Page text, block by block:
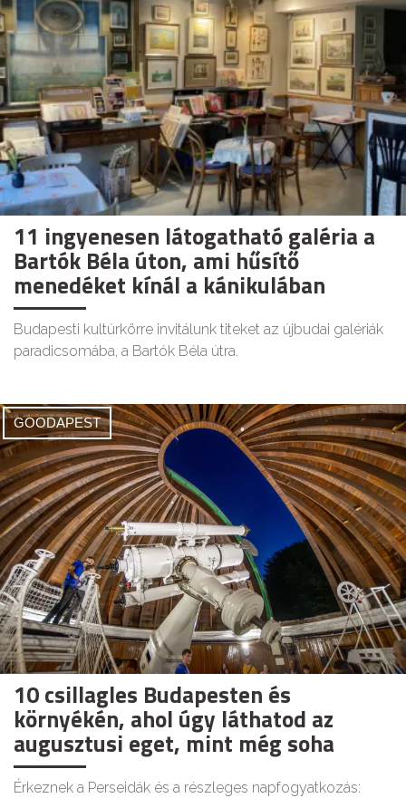
11 ingyenesen látogatható galéria a
Bartók Béla úton, ami hűsítő
menedéket kínál a kánikulában
Budapesti kultúrkörre invitálunk titeket az újbudai galériák
paradicsomába, a Bartók Béla útra.
GOODAPEST
10 csillagles Budapesten és
környékén, ahol úgy láthatod az
augusztusi eget, mint még soha
Érkeznek a Perseidák és a részleges napfogyatkozás: